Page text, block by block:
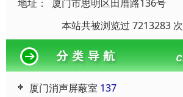
地址：
厦门市思明区田厝路136号
本站共被浏览过 7213283 次
厦门消声屏蔽室 137